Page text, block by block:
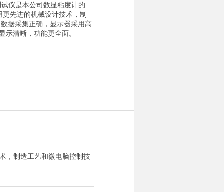
仪是本公司数显粘度计的
先进的机械设计技术，制
据采集正确，显示器采用高
示清晰，功能更全面。
，制造工艺和微电脑控制技